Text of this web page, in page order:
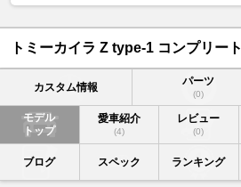
トミーカイラ Z type-1 コンプリート
カスタム情報 パーツ
(0)
モデル
トップ
愛車紹介
(4)
レビュー
(0)
ブログ スペック ランキング